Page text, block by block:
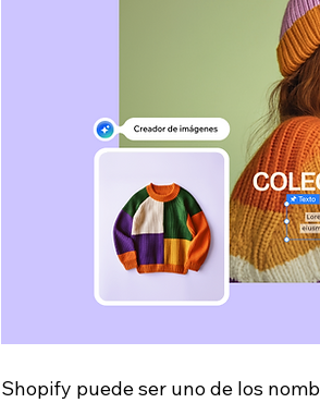
Shopify puede ser uno de los